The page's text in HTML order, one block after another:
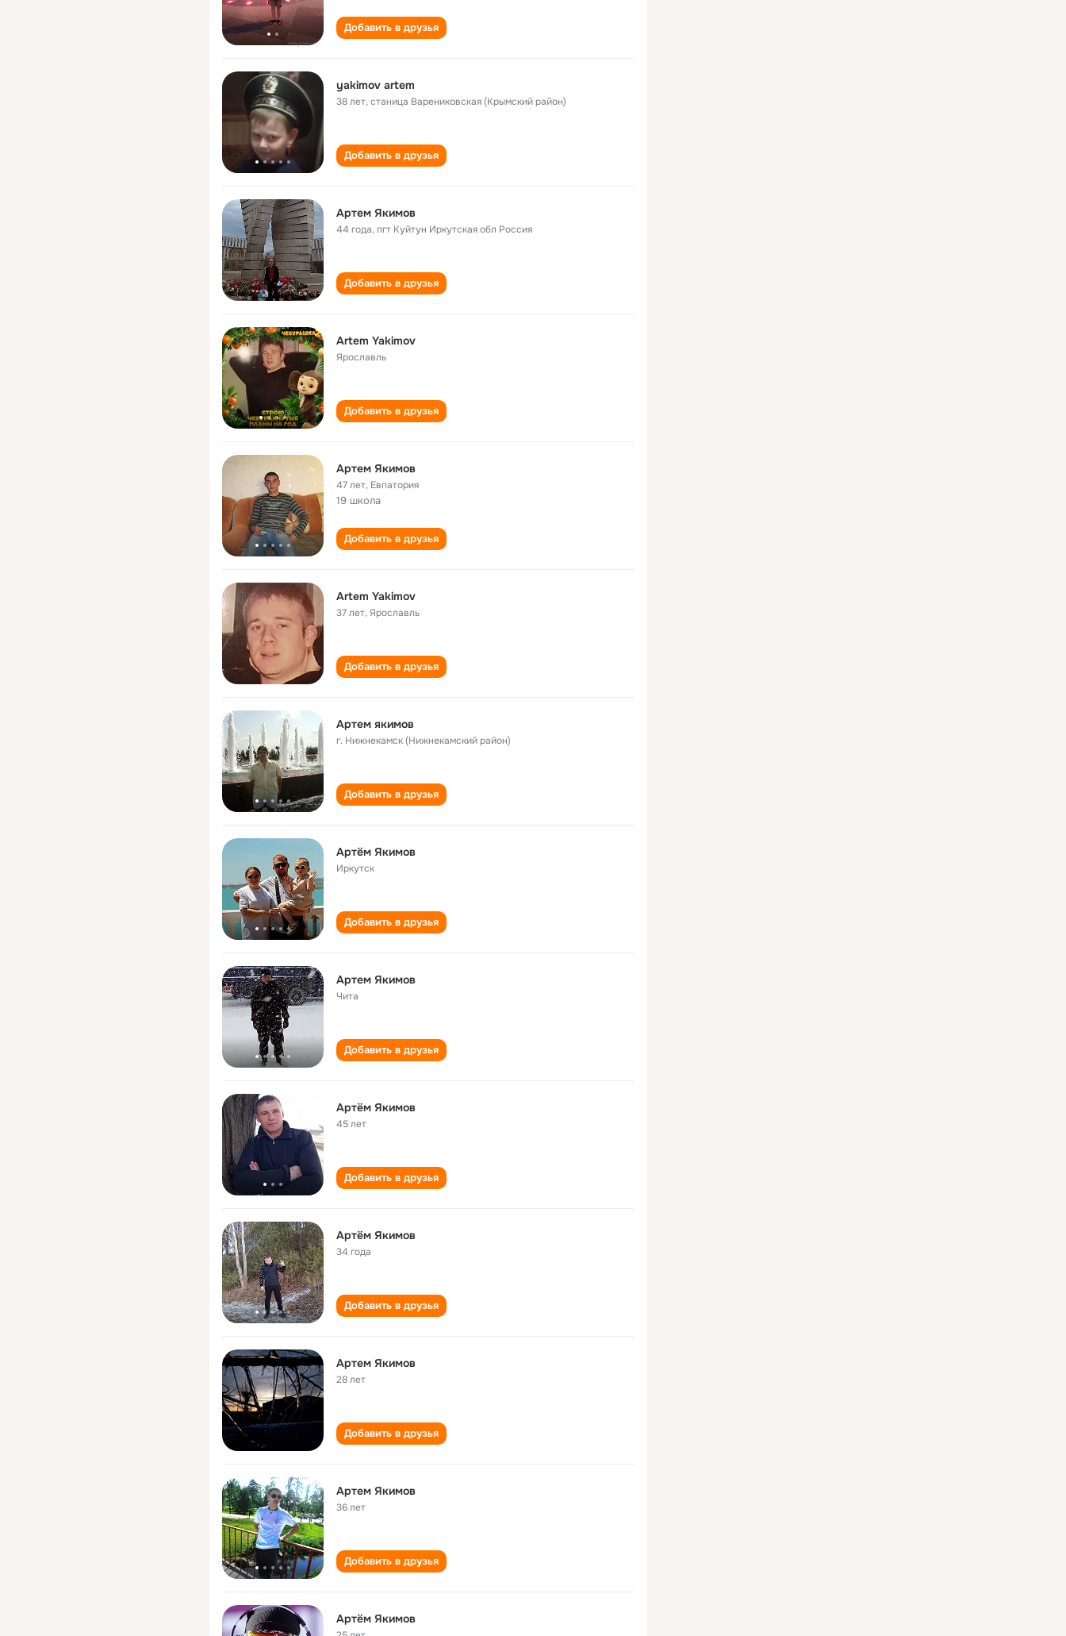
Добавить в друзья
yakimov artem
38 лет,станица Варениковская (Крымский район)
Добавить в друзья
Артем Якимов
44 года,пгт Куйтун Иркутская обл Россия
Добавить в друзья
Artem Yakimov
Ярославль
Добавить в друзья
Артем Якимов
47 лет, Евпатория
19 школа
Добавить в друзья
Artem Yakimov
37 лет,Ярославль
Добавить в друзья
Артем якимов
г. Нижнекамск (Нижнекамский район)
Добавить в друзья
Артём Якимов
Иркутск
Добавить в друзья
Артем Якимов
Чита
Добавить в друзья
Артём Якимов
45 лет
Добавить в друзья
Артём Якимов
34 года
Добавить в друзья
Артем Якимов
28 лет
Добавить в друзья
Артем Якимов
36 лет
Добавить в друзья
Артём Якимов